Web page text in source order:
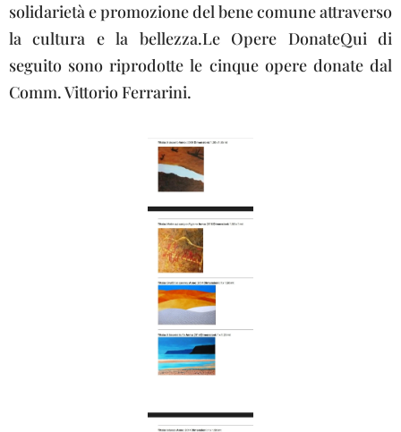
solidarietà e promozione del bene comune attraverso
la cultura e la bellezza.Le Opere DonateQui di
seguito sono riprodotte le cinque opere donate dal
Comm. Vittorio Ferrarini.